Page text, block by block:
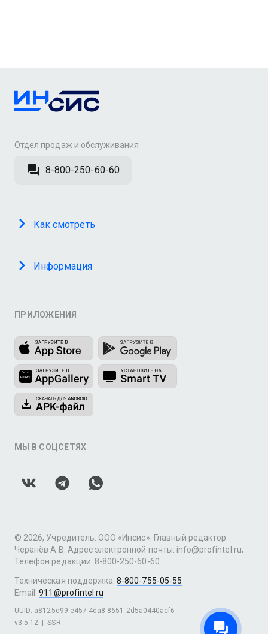
Отдел продаж и обслуживания
8-800-250-60-60
Как смотреть
Информация
ПРИЛОЖЕНИЯ
МЫ В СОЦСЕТЯХ
© 2026, Учредитель: ООО «Инсис». Главный редактор:
Черанёв А.В. Адрес электронной почты: info@profintel.ru;
Телефон редакции: 8-800-250-60-60.
Техническая поддержка:8-800-755-05-55
Email:911@profintel.ru
v3.5.12 SSR
UUID: a8125d99-e457-4da8-8651-2d5a0440acf6